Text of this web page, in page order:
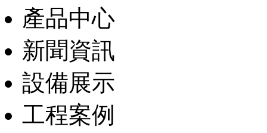
產品中心
新聞資訊
設備展示
工程案例